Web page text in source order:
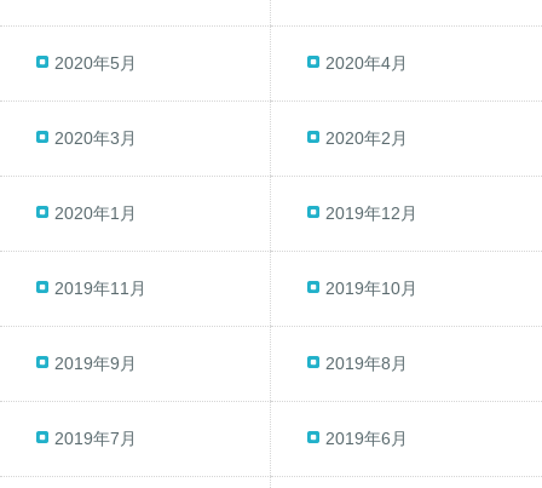
2020年5月 2020年4月
2020年3月 2020年2月
2020年1月 2019年12月
2019年11月 2019年10月
2019年9月 2019年8月
2019年7月 2019年6月